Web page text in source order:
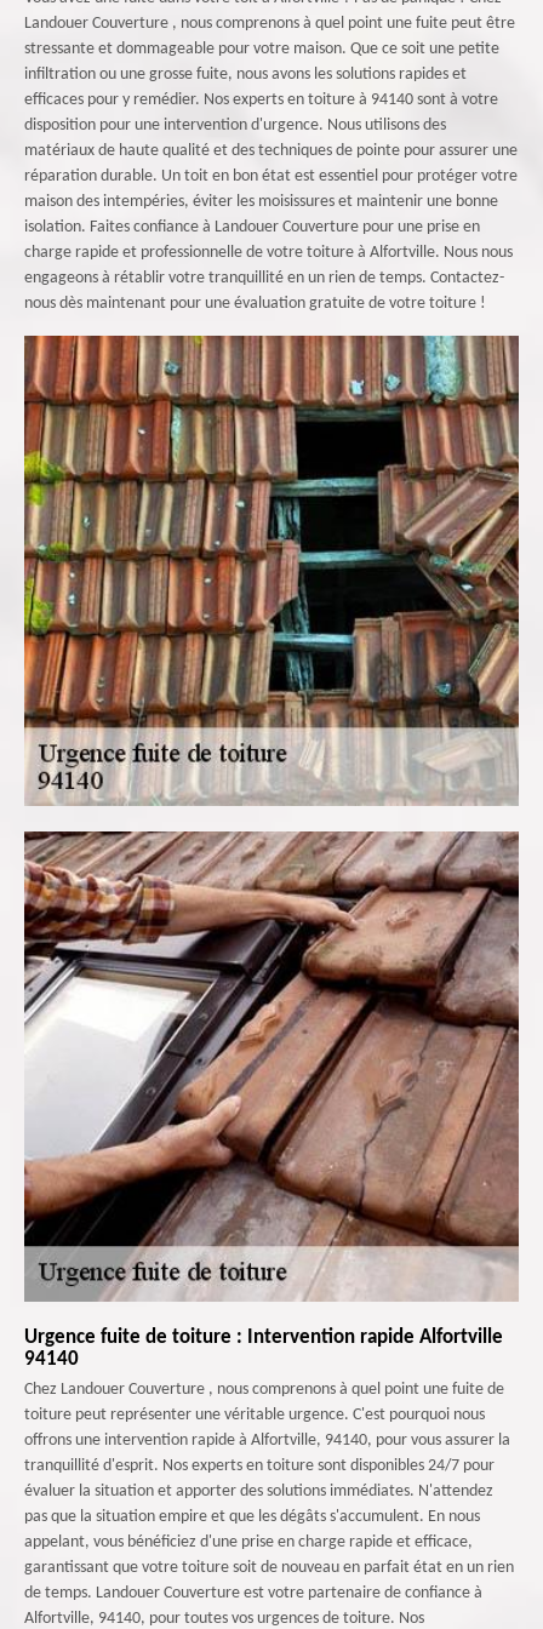
Landouer Couverture , nous comprenons à quel point une fuite peut être
stressante et dommageable pour votre maison. Que ce soit une petite
infiltration ou une grosse fuite, nous avons les solutions rapides et
efficaces pour y remédier. Nos experts en toiture à 94140 sont à votre
disposition pour une intervention d'urgence. Nous utilisons des
matériaux de haute qualité et des techniques de pointe pour assurer une
réparation durable. Un toit en bon état est essentiel pour protéger votre
maison des intempéries, éviter les moisissures et maintenir une bonne
isolation. Faites confiance à Landouer Couverture pour une prise en
charge rapide et professionnelle de votre toiture à Alfortville. Nous nous
engageons à rétablir votre tranquillité en un rien de temps. Contactez-
nous dès maintenant pour une évaluation gratuite de votre toiture !
Urgence fuite de toiture : Intervention rapide Alfortville
94140
Chez Landouer Couverture , nous comprenons à quel point une fuite de
toiture peut représenter une véritable urgence. C'est pourquoi nous
offrons une intervention rapide à Alfortville, 94140, pour vous assurer la
tranquillité d'esprit. Nos experts en toiture sont disponibles 24/7 pour
évaluer la situation et apporter des solutions immédiates. N'attendez
pas que la situation empire et que les dégâts s'accumulent. En nous
appelant, vous bénéficiez d'une prise en charge rapide et efficace,
garantissant que votre toiture soit de nouveau en parfait état en un rien
de temps. Landouer Couverture est votre partenaire de confiance à
Alfortville, 94140, pour toutes vos urgences de toiture. Nos